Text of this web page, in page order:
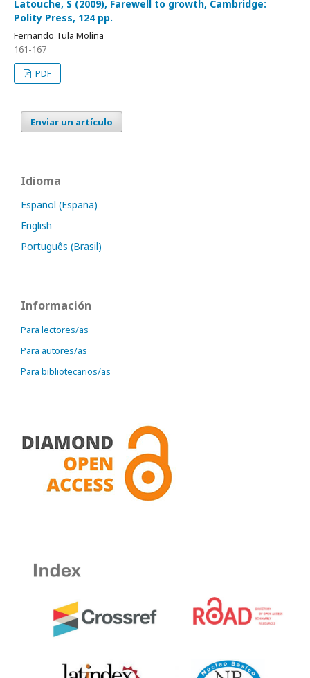
Latouche, S (2009), Farewell to growth, Cambridge:
Polity Press, 124 pp.
Fernando Tula Molina
161-167
PDF
Enviar un artículo
Idioma
Español (España)
English
Português (Brasil)
Información
Para lectores/as
Para autores/as
Para bibliotecarios/as